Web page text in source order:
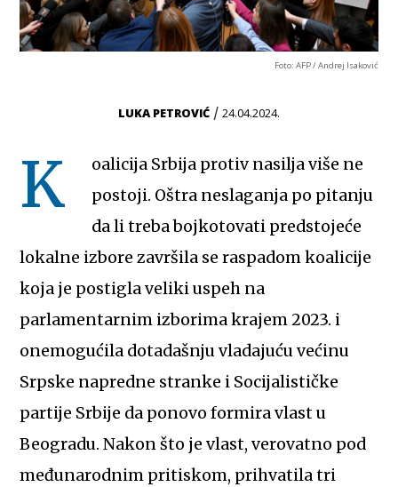
Foto: AFP / Andrej Isaković
LUKA PETROVIĆ / 24.04.2024.
K
oalicija Srbija protiv nasilja više ne
postoji. Oštra neslaganja po pitanju
da li treba bojkotovati predstojeće
lokalne izbore završila se raspadom koalicije
koja je postigla veliki uspeh na
parlamentarnim izborima krajem 2023. i
onemogućila dotadašnju vladajuću većinu
Srpske napredne stranke i Socijalističke
partije Srbije da ponovo formira vlast u
Beogradu. Nakon što je vlast, verovatno pod
međunarodnim pritiskom, prihvatila tri